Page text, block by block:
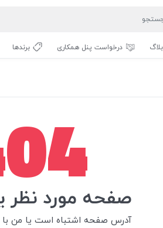
بلاگ درخواست پنل همکاری برندها
صفحه مورد نظر
آدرس صفحه اشتباه است یا من با